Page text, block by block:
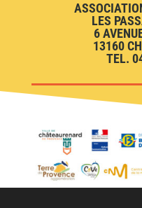
LES
6
13160
TEL.